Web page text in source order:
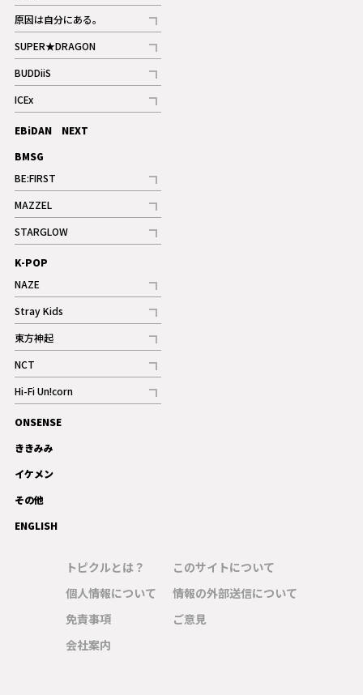
記事
原因は自分にある。
記事
SUPER★DRAGON
記事
BUDDiiS
記事
ICEx
記事
EBiDAN NEXT
BMSG
BE:FIRST
記事
ギャラリー
MAZZEL
記事
ギャラリー
STARGLOW
記事
K-POP
NAZE
記事
Stray Kids
記事
東方神起
記事
NCT
記事
Hi-Fi Un!corn
記事
ギャラリー
ONSENSE
ききみみ
イケメン
その他
ENGLISH
トピクルとは？
個人情報について
免責事項
会社案内
このサイトについて
情報の外部送信について
ご意見